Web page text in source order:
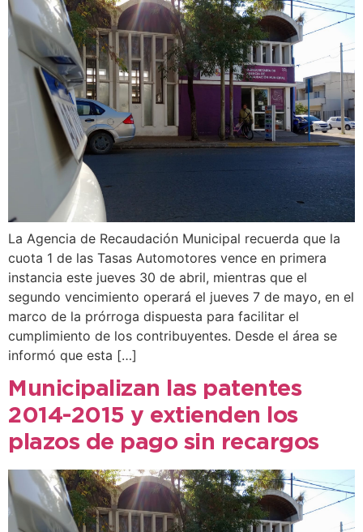
La Agencia de Recaudación Municipal recuerda que la
cuota 1 de las Tasas Automotores vence en primera
instancia este jueves 30 de abril, mientras que el
segundo vencimiento operará el jueves 7 de mayo, en el
marco de la prórroga dispuesta para facilitar el
cumplimiento de los contribuyentes. Desde el área se
informó que esta […]
Municipalizan las patentes
2014-2015 y extienden los
plazos de pago sin recargos